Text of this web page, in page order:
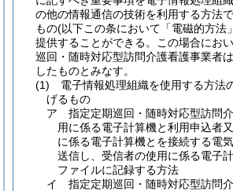
の他の情報通信の技術を利用する方法
もの(以下この条において「電磁的方法
提供することができる。
この場合にお
巡回・随時対応型訪問介護看護事業者
したものとみなす。
(1)
電子情報処理組織を使用する方法
げるもの
ア
指定定期巡回・随時対応型訪問
用に係る電子計算機と利用申込者
に係る電子計算機とを接続する電
送信し、受信者の使用に係る電子
ファイルに記録する方法
イ
指定定期巡回・随時対応型訪問